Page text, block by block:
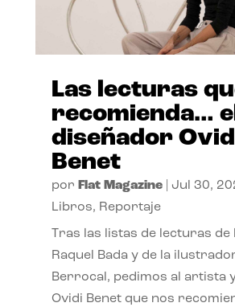
Las lecturas
recomienda…
diseñador
Benet
por Flat Magazine| Jul 30,
Libros, Reportaje
Tras las listas de lecturas de
Raquel Bada y de la
Berrocal, pedimos al artista
Ovidi Benet que nos